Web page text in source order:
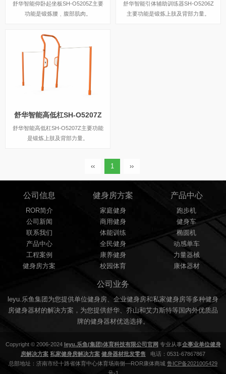
舒华智能仰卧起坐板SH-O5205Z主要
功能是锻炼腰﹑腹部肌肉。
舒华智能引体辅助训练器SH-O5206Z
主要功能是锻炼上肢及背部力量。
舒华智能高低杠SH-O5207Z
舒华智能高低杠SH-O5207Z主要功能
是锻炼上肢及背部力量。
‹‹ 1 ››
公司信息
ROR简介
公司新闻
联系我们
产品中心
工程案例
健身房方案
健身房方案
家庭健身
商用健身
体能训练
全民健身
康养健身
校园体育
产品中心
跑步机
健身车
椭圆机
动感单车
力量器械
康体器材
公司业务
leyu.乐鱼集团为您提供单位健身房、企业健身房和私家健身房等多种健身
房健身器材的解决方案，为您提供舒华、乔山和艾力斯特等国内外优质品
牌的健身器材优选选择。
Copyright © 2006-2024 leyu.乐鱼(集团)体育科技有限公司官网 专业从事企事业单位健身
房解决方案 私家健身房解决方案 健身器材批发零售 电话：0531-67867867
总部地址：济南市经十路省体育中心体育场南侧—ROR康体商城 鲁ICP备2021005429